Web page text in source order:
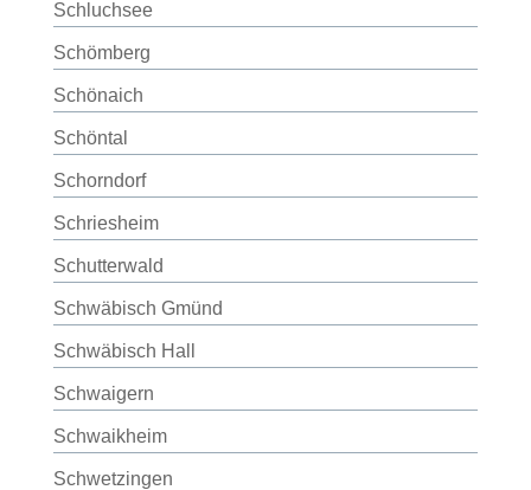
Schluchsee
Schömberg
Schönaich
Schöntal
Schorndorf
Schriesheim
Schutterwald
Schwäbisch Gmünd
Schwäbisch Hall
Schwaigern
Schwaikheim
Schwetzingen